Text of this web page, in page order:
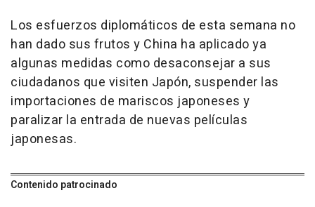
Los esfuerzos diplomáticos de esta semana no
han dado sus frutos y China ha aplicado ya
algunas medidas como desaconsejar a sus
ciudadanos que visiten Japón, suspender las
importaciones de mariscos japoneses y
paralizar la entrada de nuevas películas
japonesas.
Contenido patrocinado